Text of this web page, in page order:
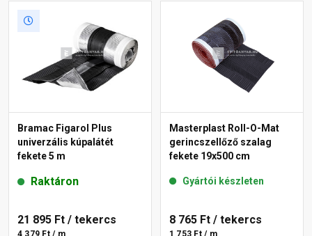
Bramac Figarol Plus
univerzális kúpalátét
fekete 5 m
Raktáron
21 895 Ft / tekercs
4 379 Ft / m
Masterplast Roll-O-Mat
gerincszellőző szalag
fekete 19x500 cm
Gyártói készleten
8 765 Ft / tekercs
1 753 Ft / m